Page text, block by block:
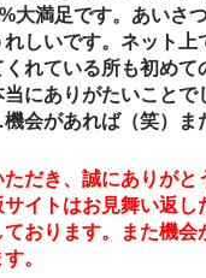
大満足です。あいさ
しいです。ネット上
れている所も初めて
にありがたいことで
会があれば（笑）ま
だき、誠にありがと
サイトはお見舞い返し
おります。また機会
。